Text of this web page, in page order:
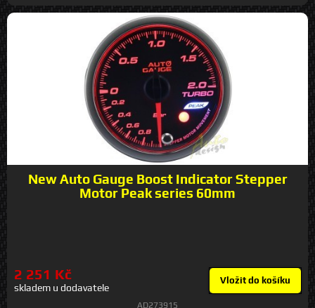
New Auto Gauge Boost Indicator Stepper
Motor Peak series 60mm
2 251 Kč
skladem u dodavatele
Vložit do košíku
AD273915